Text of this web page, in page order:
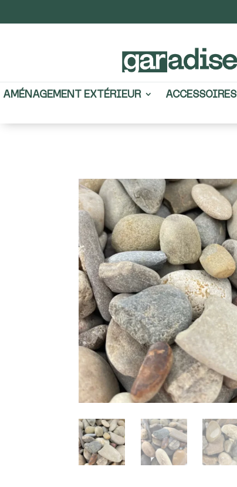
AMÉNAGEMENT EXTÉRIEUR ACCESSOIRES